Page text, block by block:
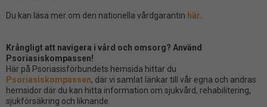
Du kan läsa mer om den nationella vårdgarantin här.
Krångligt att navigera i vård och omsorg? Använd
Psoriasiskompassen!
Här på Psoriasisförbundets hemsida hittar du
Psoriasiskompassen, där vi samlat länkar till vår egna och andras
hemsidor där du kan hitta information om sjukvård, rehabilitering,
sjukförsäkring och liknande.